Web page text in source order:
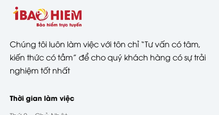
Chúng tôi luôn làm việc với tôn chỉ “Tư vấn có tâm,
kiến thức có tầm” để cho quý khách hàng có sự trải
nghiệm tốt nhất
Thời gian làm việc